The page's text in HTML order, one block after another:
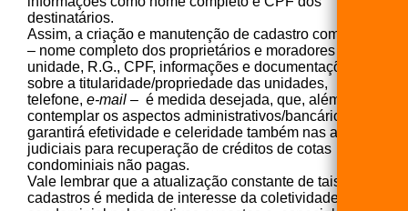
destinatários.
Assim, a criação e manutenção de cadastro completo
– nome completo dos proprietários e moradores da
unidade, R.G., CPF, informações e documentações
sobre a titularidade/propriedade das unidades,
telefone, e-mail – é medida desejada, que, além de
contemplar os aspectos administrativos/bancários,
garantirá efetividade e celeridade também nas ações
judiciais para recuperação de créditos de cotas
condominiais não pagas.
Vale lembrar que a atualização constante de tais
cadastros é medida de interesse da coletividade